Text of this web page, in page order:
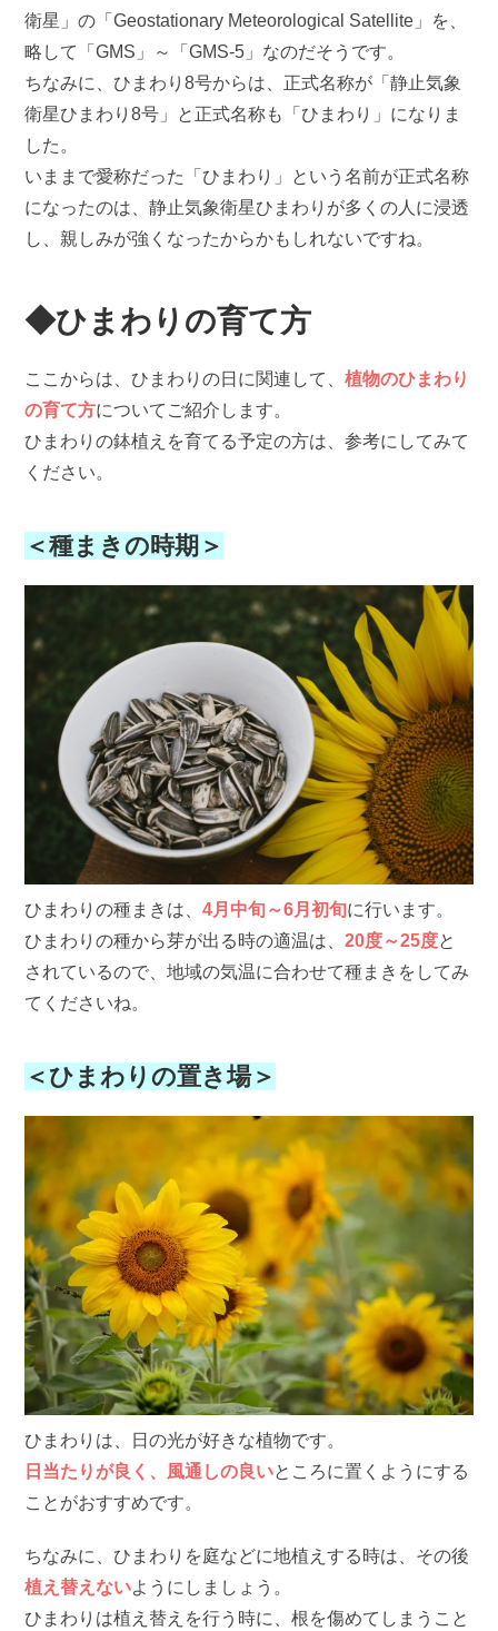
衛星」の「Geostationary Meteorological Satellite」を、
略して「GMS」～「GMS-5」なのだそうです。
ちなみに、ひまわり8号からは、正式名称が「静止気象
衛星ひまわり8号」と正式名称も「ひまわり」になりま
した。
いままで愛称だった「ひまわり」という名前が正式名称
になったのは、静止気象衛星ひまわりが多くの人に浸透
し、親しみが強くなったからかもしれないですね。
◆ひまわりの育て方
ここからは、ひまわりの日に関連して、植物のひまわり
の育て方についてご紹介します。
ひまわりの鉢植えを育てる予定の方は、参考にしてみて
ください。
＜種まきの時期＞
ひまわりの種まきは、4月中旬～6月初旬に行います。
ひまわりの種から芽が出る時の適温は、20度～25度と
されているので、地域の気温に合わせて種まきをしてみ
てくださいね。
＜ひまわりの置き場＞
ひまわりは、日の光が好きな植物です。
日当たりが良く、風通しの良いところに置くようにする
ことがおすすめです。
ちなみに、ひまわりを庭などに地植えする時は、その後
植え替えないようにしましょう。
ひまわりは植え替えを行う時に、根を傷めてしまうこと